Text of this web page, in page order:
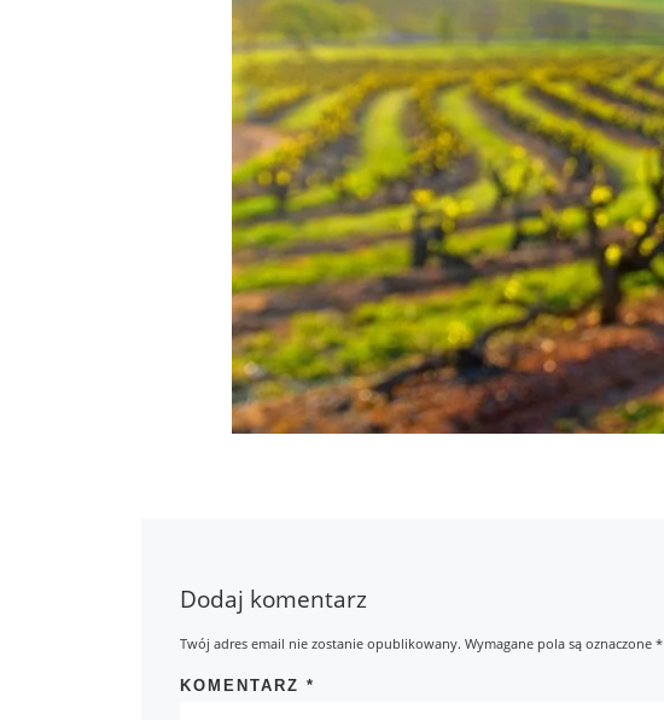
Dodaj komentarz
Twój adres email nie zostanie opublikowany. Wymagane pola są oznaczone*
KOMENTARZ*